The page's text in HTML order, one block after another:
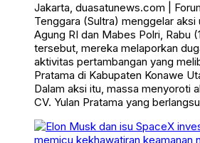
Jakarta, duasatunews.com |
Tenggara (Sultra) menggelar aksi
Agung RI dan Mabes Polri, Rabu
tersebut, mereka melaporkan
aktivitas pertambangan yang
Pratama di Kabupaten Konawe
Dalam aksi itu, massa menyoroti
CV. Yulan Pratama yang